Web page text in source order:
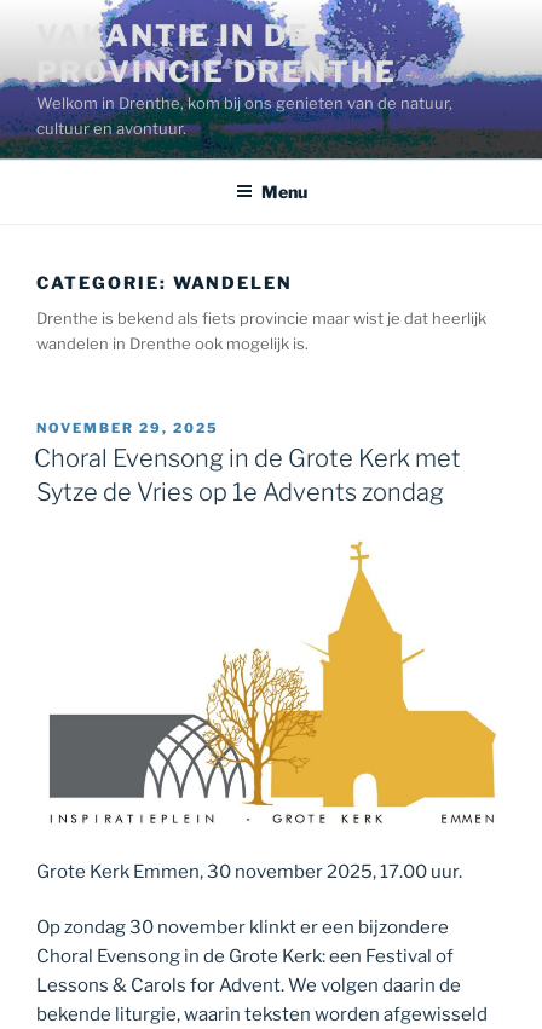
inhoud
VAKANTIE IN DE
PROVINCIE DRENTHE
Welkom in Drenthe, kom bij ons genieten van de natuur,
cultuur en avontuur.
Menu
CATEGORIE: WANDELEN
Drenthe is bekend als fiets provincie maar wist je dat heerlijk
wandelen in Drenthe ook mogelijk is.
GEPLAATST
OP
NOVEMBER 29, 2025
Choral Evensong in de Grote Kerk met
Sytze de Vries op 1e Advents zondag
Grote Kerk Emmen, 30 november 2025, 17.00 uur.
Op zondag 30 november klinkt er een bijzondere
Choral Evensong in de Grote Kerk: een Festival of
Lessons & Carols for Advent. We volgen daarin de
bekende liturgie, waarin teksten worden afgewisseld